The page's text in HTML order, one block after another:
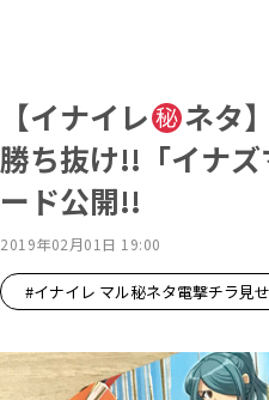
【イナイレ
ネタ
勝ち抜け!!「イナ
ード公開!!
2019年02月01日 19:00
#イナイレ マル秘ネタ電撃チラ見せ